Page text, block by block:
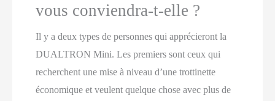
vous conviendra-t-elle ?
Il y a deux types de personnes qui apprécieront la
DUALTRON Mini. Les premiers sont ceux qui
recherchent une mise à niveau d’une trottinette
économique et veulent quelque chose avec plus de